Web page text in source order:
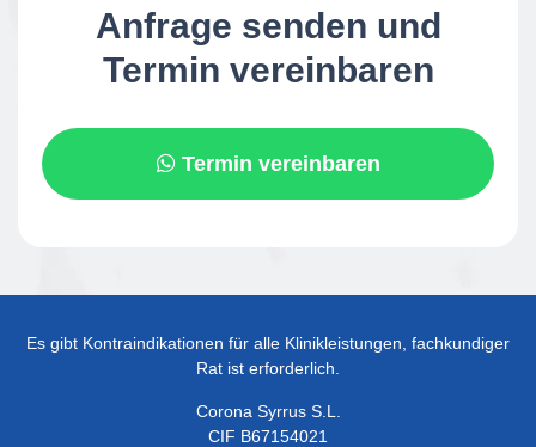
Anfrage senden und
Termin vereinbaren
Termin vereinbaren
Es gibt Kontraindikationen für alle Klinikleistungen, fachkundiger
Rat ist erforderlich.
Corona Syrrus S.L.
CIF B67154021